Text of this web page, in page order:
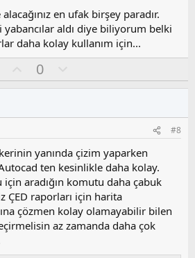
z
o
y
l
en ufak birşey paradır.
aldı diye biliyorum belki
daha kolay kullanım için...
y
0
l
s
u
z
o
y
l
a
#8
yanında çizim yaparken
ten kesinlikle daha kolay.
için aradığın komutu daha çabuk
ÇED raporları için harita
çözmen kolay olamayabilir bilen
az zamanda daha çok